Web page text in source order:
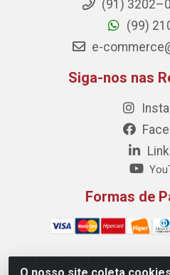
(91)
(99)
e-
Siga-nos nas
Formas de